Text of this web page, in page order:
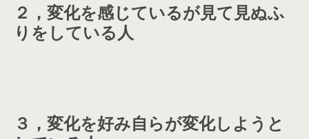
２，変化を感じているが見て見ぬふ
りをしている人
３，変化を好み自らが変化しようと